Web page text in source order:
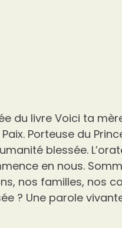
du livre Voici ta
Porteuse du
blessée.
en nous.
nos familles, nos
? Une parole